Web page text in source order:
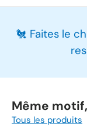
🐔 Faites le
Même
Tous les produits